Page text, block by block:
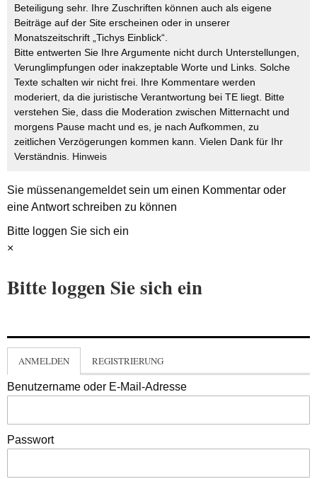
Beteiligung sehr. Ihre Zuschriften können auch als eigene
Beiträge auf der Site erscheinen oder in unserer
Monatszeitschrift „Tichys Einblick“.
Bitte entwerten Sie Ihre Argumente nicht durch Unterstellungen,
Verunglimpfungen oder inakzeptable Worte und Links. Solche
Texte schalten wir nicht frei. Ihre Kommentare werden
moderiert, da die juristische Verantwortung bei TE liegt. Bitte
verstehen Sie, dass die Moderation zwischen Mitternacht und
morgens Pause macht und es, je nach Aufkommen, zu
zeitlichen Verzögerungen kommen kann. Vielen Dank für Ihr
Verständnis. Hinweis
Sie müssenangemeldetsein um einen Kommentar oder
eine Antwort schreiben zu können
Bitte loggen Sie sich ein
×
Bitte loggen Sie sich ein
ANMELDEN REGISTRIERUNG
Benutzername oder E-Mail-Adresse
Passwort